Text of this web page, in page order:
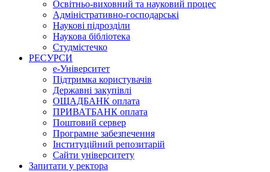
Освітньо-виховний та науковий процес
Адміністративно-господарські
Наукові підрозділи
Наукова бібліотека
Студмістечко
РЕСУРСИ
е-Університет
Підтримка користувачів
Державні закупівлі
ОЩАДБАНК оплата
ПРИВАТБАНК оплата
Поштовий сервер
Програмне забезпечення
Інституційний репозитарій
Сайти університету
Запитати у ректора